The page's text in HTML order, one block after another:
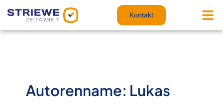
Inhalt
Kontakt
Autorenname: Lukas